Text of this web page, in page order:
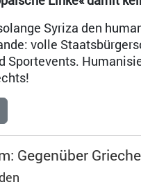
Syriza den
volle
Sportevents.
Gegenüber